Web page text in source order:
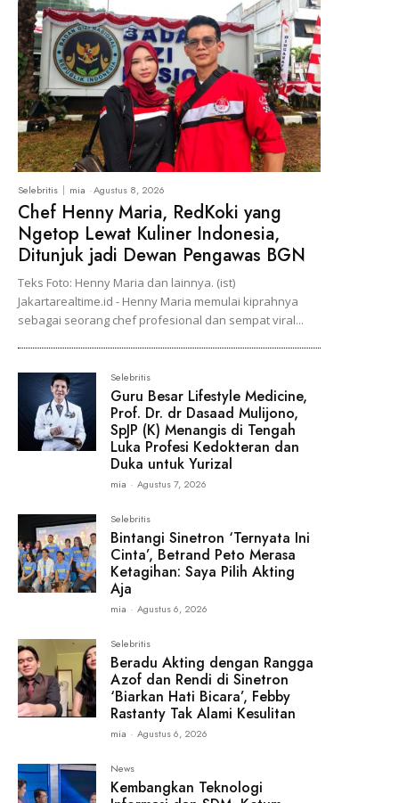
Selebritis mia -Agustus 8, 2026
Chef Henny Maria, RedKoki yang
Ngetop Lewat Kuliner Indonesia,
Ditunjuk jadi Dewan Pengawas BGN
Teks Foto: Henny Maria dan lainnya. (ist)
Jakartarealtime.id - Henny Maria memulai kiprahnya
sebagai seorang chef profesional dan sempat viral...
Selebritis
Guru Besar Lifestyle Medicine,
Prof. Dr. dr Dasaad Mulijono,
SpJP (K) Menangis di Tengah
Luka Profesi Kedokteran dan
Duka untuk Yurizal
mia - Agustus 7, 2026
Selebritis
Bintangi Sinetron ‘Ternyata Ini
Cinta’, Betrand Peto Merasa
Ketagihan: Saya Pilih Akting
Aja
mia - Agustus 6, 2026
Selebritis
Beradu Akting dengan Rangga
Azof dan Rendi di Sinetron
‘Biarkan Hati Bicara’, Febby
Rastanty Tak Alami Kesulitan
mia - Agustus 6, 2026
News
Kembangkan Teknologi